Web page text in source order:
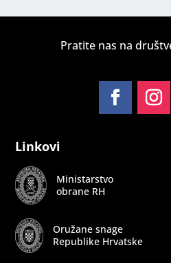
Pratite nas na
Linkovi
Ministarstvo
obrane RH
Oružane snage
Republike Hrvatske